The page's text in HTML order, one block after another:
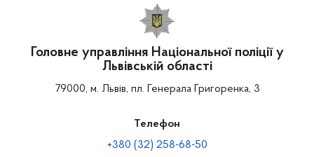
Головне управління Національної поліції у
Львівській області
79000, м. Львів, пл. Генерала Григоренка, 3
Телефон
+380 (32) 258-68-50